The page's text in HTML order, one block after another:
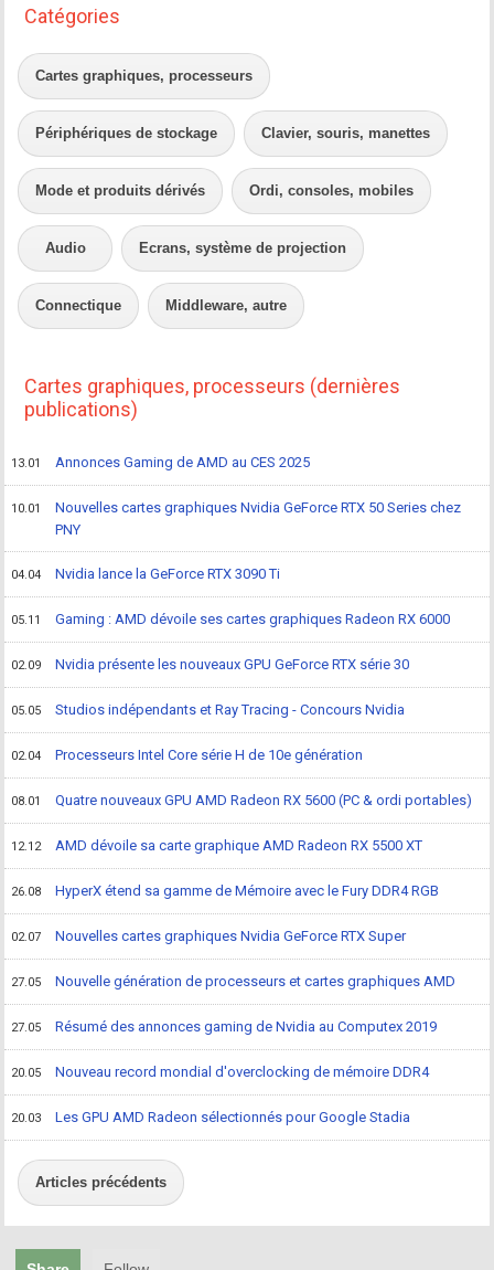
Catégories
Cartes graphiques, processeurs
Périphériques de stockage Clavier, souris, manettes
Mode et produits dérivés Ordi, consoles, mobiles
Audio Ecrans, système de projection
Connectique Middleware, autre
Cartes graphiques, processeurs (dernières
publications)
13.01 Annonces Gaming de AMD au CES 2025
10.01
Nouvelles cartes graphiques Nvidia GeForce RTX 50 Series chez
PNY
04.04 Nvidia lance la GeForce RTX 3090 Ti
05.11 Gaming : AMD dévoile ses cartes graphiques Radeon RX 6000
02.09 Nvidia présente les nouveaux GPU GeForce RTX série 30
05.05 Studios indépendants et Ray Tracing - Concours Nvidia
02.04 Processeurs Intel Core série H de 10e génération
08.01 Quatre nouveaux GPU AMD Radeon RX 5600 (PC & ordi portables)
12.12 AMD dévoile sa carte graphique AMD Radeon RX 5500 XT
26.08 HyperX étend sa gamme de Mémoire avec le Fury DDR4 RGB
02.07 Nouvelles cartes graphiques Nvidia GeForce RTX Super
27.05 Nouvelle génération de processeurs et cartes graphiques AMD
27.05 Résumé des annonces gaming de Nvidia au Computex 2019
20.05 Nouveau record mondial d'overclocking de mémoire DDR4
20.03 Les GPU AMD Radeon sélectionnés pour Google Stadia
Articles précédents